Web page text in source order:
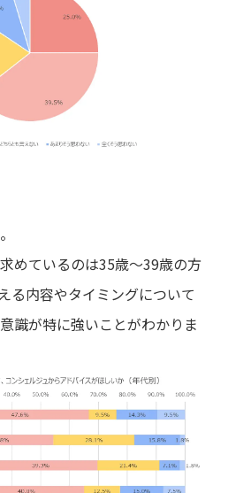
めているのは35歳～39歳の方
る内容やタイミングについて
識が特に強いことがわかりま